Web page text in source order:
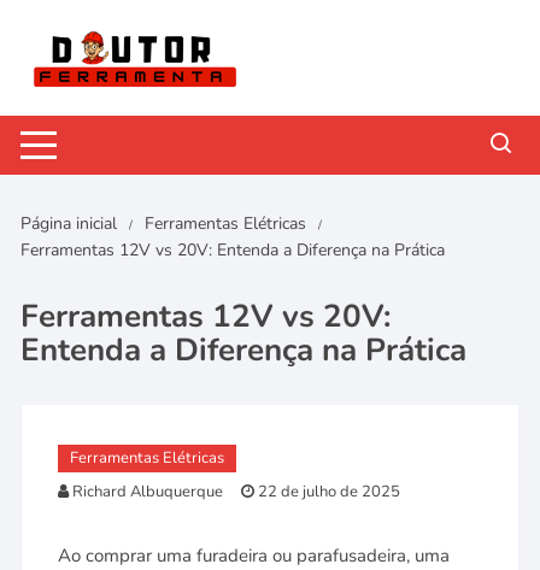
Página inicial
Ferramentas Elétricas
Ferramentas 12V vs 20V: Entenda a Diferença na Prática
Ferramentas 12V vs 20V:
Entenda a Diferença na Prática
Ferramentas Elétricas
Richard Albuquerque
22 de julho de 2025
Ao comprar uma furadeira ou parafusadeira, uma